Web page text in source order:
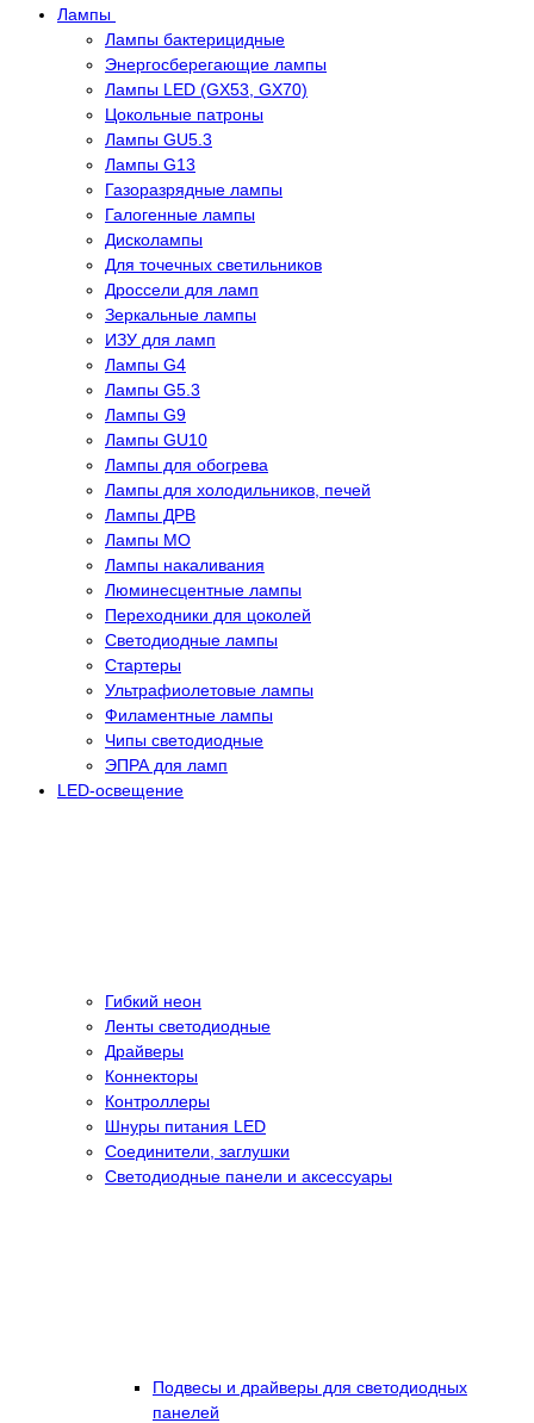
Лампы
Лампы бактерицидные
Энергосберегающие лампы
Лампы LED (GX53, GX70)
Цокольные патроны
Лампы GU5.3
Лампы G13
Газоразрядные лампы
Галогенные лампы
Дисколампы
Для точечных светильников
Дроссели для ламп
Зеркальные лампы
ИЗУ для ламп
Лампы G4
Лампы G5.3
Лампы G9
Лампы GU10
Лампы для обогрева
Лампы для холодильников, печей
Лампы ДРВ
Лампы МО
Лампы накаливания
Люминесцентные лампы
Переходники для цоколей
Светодиодные лампы
Стартеры
Ультрафиолетовые лампы
Филаментные лампы
Чипы светодиодные
ЭПРА для ламп
LED-освещение
Гибкий неон
Ленты светодиодные
Драйверы
Коннекторы
Контроллеры
Шнуры питания LED
Соединители, заглушки
Светодиодные панели и аксессуары
Подвесы и драйверы для светодиодных
панелей